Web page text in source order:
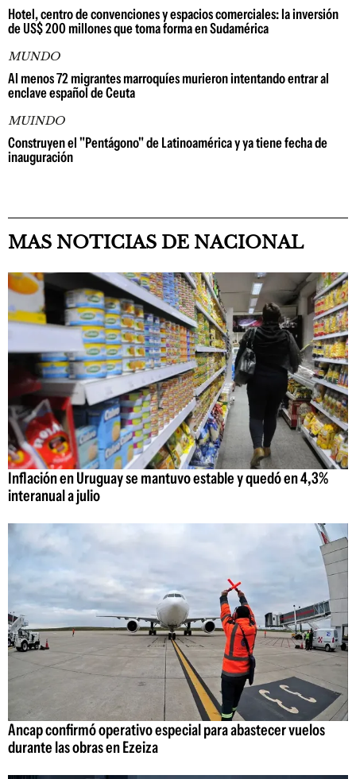
Hotel, centro de convenciones y espacios comerciales: la inversión
de US$ 200 millones que toma forma en Sudamérica
MUNDO
Al menos 72 migrantes marroquíes murieron intentando entrar al
enclave español de Ceuta
MUINDO
Construyen el "Pentágono" de Latinoamérica y ya tiene fecha de
inauguración
MAS NOTICIAS DE NACIONAL
Inflación en Uruguay se mantuvo estable y quedó en 4,3%
interanual a julio
Ancap confirmó operativo especial para abastecer vuelos
durante las obras en Ezeiza